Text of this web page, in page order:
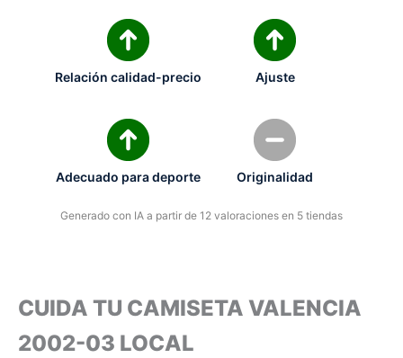
Relación calidad-precio Ajuste
Adecuado para deporte Originalidad
Generado con IA a partir de 12 valoraciones en 5 tiendas
CUIDA TU CAMISETA VALENCIA
2002-03 LOCAL